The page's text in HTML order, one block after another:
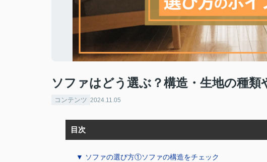
ソファはどう選ぶ？構造・生地の種
コンテンツ 2024.11.05
目次
▼ ソファの選び方①ソファの構造をチェック